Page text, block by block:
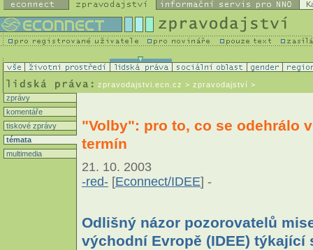
zpravodajstvi.ecn.cz > zpravodajství >
zprávy
komentáře
tiskové zprávy
témata
multimedia
"Volby": pro to, co se odehrálo
termín
21. 10. 2003
-red- [Econnect/IDEE] -
Odlišný názor pozorovatelů
východní Evropě (IDEE)